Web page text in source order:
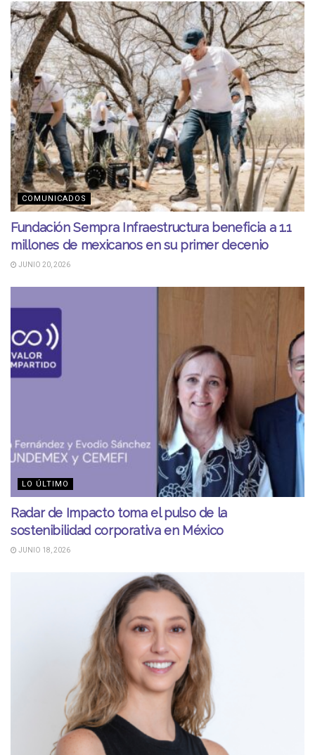
COMUNICADOS
Fundación Sempra Infraestructura beneficia a 1.1
millones de mexicanos en su primer decenio
JUNIO 20, 2026
LO ÚLTIMO
Radar de Impacto toma el pulso de la
sostenibilidad corporativa en México
JUNIO 18, 2026